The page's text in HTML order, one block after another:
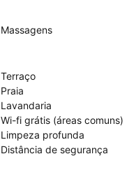
Massagens
Terraço
Praia
Lavandaria
Wi-fi grátis (áreas comuns)
Limpeza profunda
Distância de segurança